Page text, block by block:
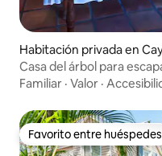
Habitación privada en
Casa del árbol para
baño privado
Familiar · Valor ·
Favorito entre huéspedes
Favorito entre huéspedes